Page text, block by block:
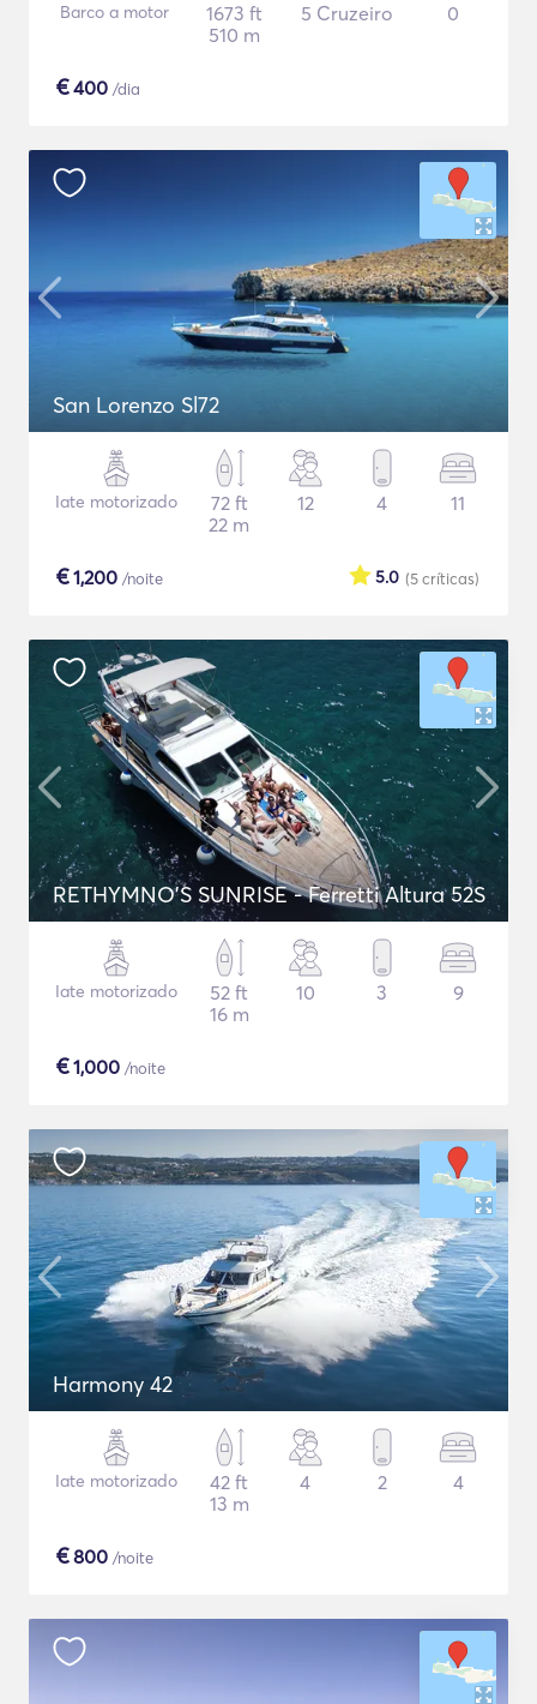
Barco a motor
1673 ft
510 m
5 Cruzeiro 0
€400 /dia
San Lorenzo Sl72
Iate motorizado
72 ft
22 m
12 4 11
€1,200 /noite (5críticas)
5.0
RETHYMNO'S SUNRISE - Ferretti Altura 52S
Iate motorizado
52 ft
16 m
10 3 9
€1,000 /noite
Harmony 42
Iate motorizado
42 ft
13 m
4 2 4
€800 /noite